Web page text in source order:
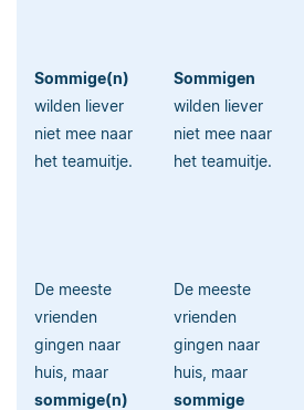
Sommige(n)
wilden liever
niet mee naar
het teamuitje.
Sommigen
wilden liever
niet mee naar
het teamuitje.
De meeste
vrienden
gingen naar
huis, maar
sommige(n)
De meeste
vrienden
gingen naar
huis, maar
sommige